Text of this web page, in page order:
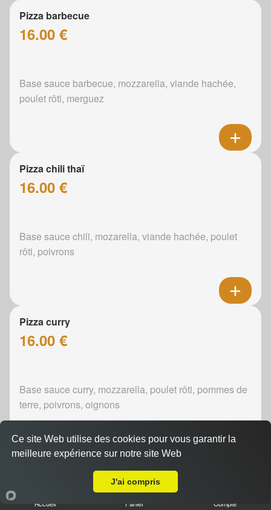
Pizza barbecue
16.00 €
Base sauce barbecue, mozzarella, viande hachée,
poulet rôti, merguez
Pizza chili thaï
16.00 €
Base sauce chili, mozarella, viande hachée, poulet
rôti, poivrons
Pizza curry
16.00 €
Base sauce curry, mozzarella, poulet rôti, pommes de
terre, poivrons, oignons
Accueil Panier Compte
Ce site Web utilise des cookies pour vous garantir la
meilleure expérience sur notre site Web
J'ai compris